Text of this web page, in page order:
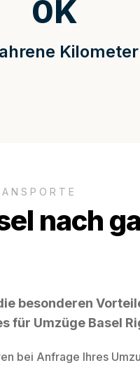
Kilometer
0K
nach
besonderen
für Umzüge Basel
bei Anfrage Ihres